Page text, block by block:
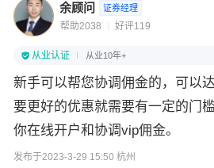
余顾问 证券经理
帮助2038 好评119
从业认证 从业10年+
新手可以帮您协调佣金的，可以
要更好的优惠就需要有一定的门
你在线开户和协调vip佣金。
发布于2023-3-29 15:50 杭州